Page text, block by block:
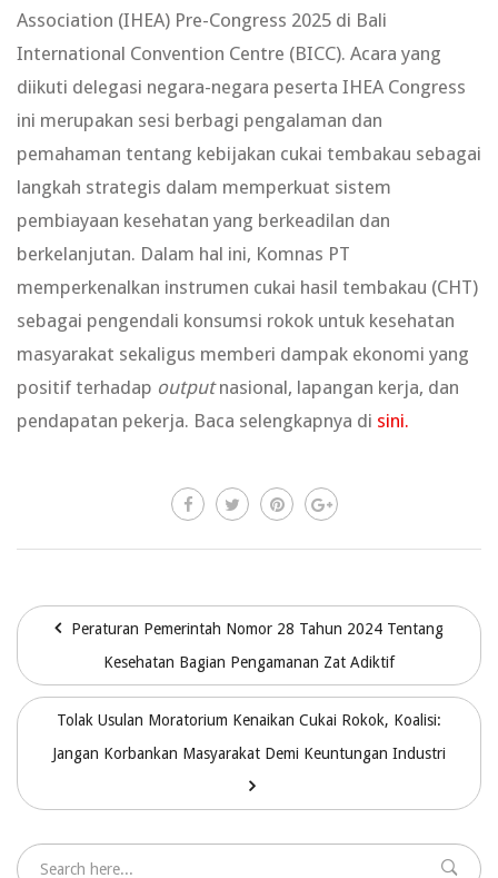
Association (IHEA) Pre-Congress 2025 di Bali
International Convention Centre (BICC). Acara yang
diikuti delegasi negara-negara peserta IHEA Congress
ini merupakan sesi berbagi pengalaman dan
pemahaman tentang kebijakan cukai tembakau sebagai
langkah strategis dalam memperkuat sistem
pembiayaan kesehatan yang berkeadilan dan
berkelanjutan. Dalam hal ini, Komnas PT
memperkenalkan instrumen cukai hasil tembakau (CHT)
sebagai pengendali konsumsi rokok untuk kesehatan
masyarakat sekaligus memberi dampak ekonomi yang
positif terhadap outputnasional, lapangan kerja, dan
pendapatan pekerja. Baca selengkapnya di sini.
Peraturan Pemerintah Nomor 28 Tahun 2024 Tentang
Kesehatan Bagian Pengamanan Zat Adiktif
Tolak Usulan Moratorium Kenaikan Cukai Rokok, Koalisi:
Jangan Korbankan Masyarakat Demi Keuntungan Industri